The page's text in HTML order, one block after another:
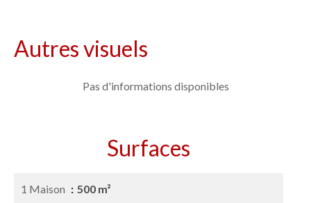
Autres visuels
Pas d'informations disponibles
Surfaces
1 Maison 500 m²